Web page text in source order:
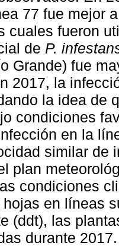
77 fue mejor
cuales fueron
de P.
Grande) fue
2017, la
la idea de
condiciones
en la
similar de
plan
condiciones
en líneas
(ddt), las
durante